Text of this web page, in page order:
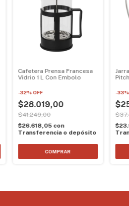
Cafetera Prensa Francesa
Vidrio 1 L Con Embolo
-32%OFF
$28.019,00
$41.249,00
$26.618,05 con
Transferencia o depósito
-33